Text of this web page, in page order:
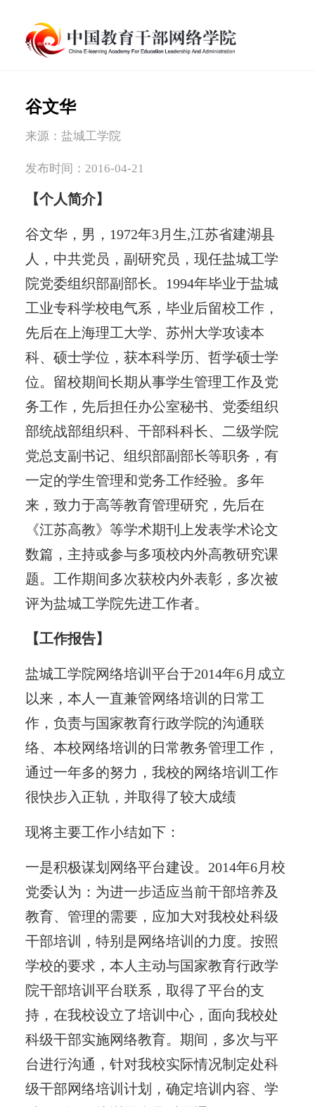
谷文华
来源：盐城工学院
发布时间：2016-04-21
【个人简介】
谷文华，男，1972年3月生,江苏省建湖县
人，中共党员，副研究员，现任盐城工学
院党委组织部副部长。1994年毕业于盐城
工业专科学校电气系，毕业后留校工作，
先后在上海理工大学、苏州大学攻读本
科、硕士学位，获本科学历、哲学硕士学
位。留校期间长期从事学生管理工作及党
务工作，先后担任办公室秘书、党委组织
部统战部组织科、干部科科长、二级学院
党总支副书记、组织部副部长等职务，有
一定的学生管理和党务工作经验。多年
来，致力于高等教育管理研究，先后在
《江苏高教》等学术期刊上发表学术论文
数篇，主持或参与多项校内外高教研究课
题。工作期间多次获校内外表彰，多次被
评为盐城工学院先进工作者。
【工作报告】
盐城工学院网络培训平台于2014年6月成立
以来，本人一直兼管网络培训的日常工
作，负责与国家教育行政学院的沟通联
络、本校网络培训的日常教务管理工作，
通过一年多的努力，我校的网络培训工作
很快步入正轨，并取得了较大成绩
现将主要工作小结如下：
一是积极谋划网络平台建设。2014年6月校
党委认为：为进一步适应当前干部培养及
教育、管理的需要，应加大对我校处科级
干部培训，特别是网络培训的力度。按照
学校的要求，本人主动与国家教育行政学
院干部培训平台联系，取得了平台的支
持，在我校设立了培训中心，面向我校处
科级干部实施网络教育。期间，多次与平
台进行沟通，针对我校实际情况制定处科
级干部网络培训计划，确定培训内容、学